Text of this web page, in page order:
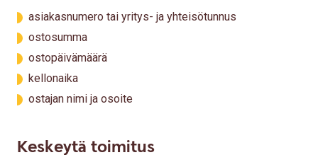
asiakasnumero tai yritys- ja yhteisötunnus
ostosumma
ostopäivämäärä
kellonaika
ostajan nimi ja osoite
Keskeytä toimitus